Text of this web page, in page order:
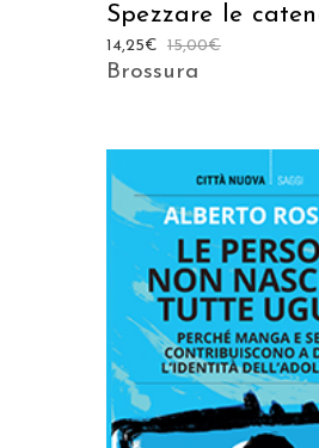
Spezzare le
15,00€
14,25€
Brossura
AGGIUNGI AL